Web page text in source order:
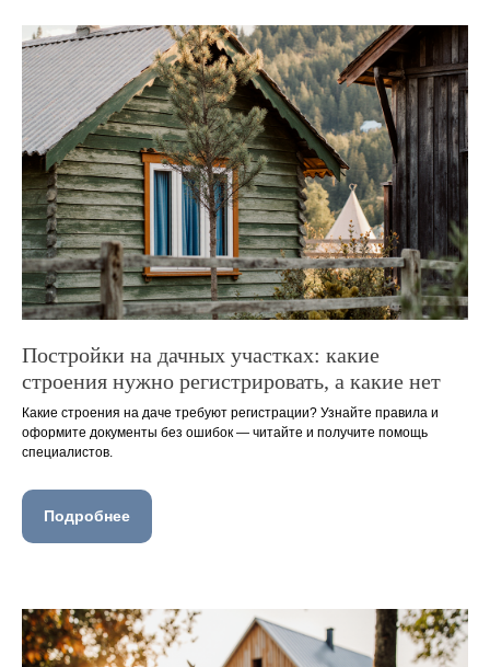
Постройки на дачных участках: какие
строения нужно регистрировать, а какие нет
Какие строения на даче требуют регистрации? Узнайте правила и
оформите документы без ошибок — читайте и получите помощь
специалистов.
Подробнее